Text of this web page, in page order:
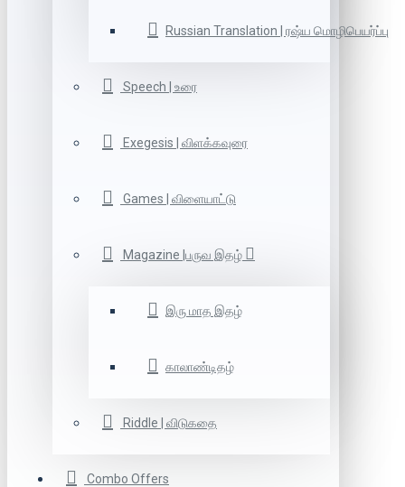
Russian Translation | ரஷ்ய மொழிபெயர்ப்பு
Speech | உரை
Exegesis | விளக்கவுரை
Games | விளையாட்டு
Magazine |பருவ இதழ்
இரு மாத இதழ்
காலாண்டிதழ்
Riddle | விடுகதை
Combo Offers